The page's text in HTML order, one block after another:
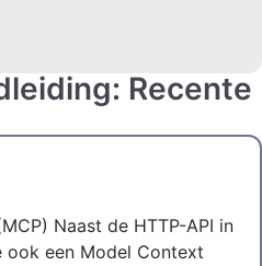
Recente
Naast de HTTP-API in
ook een Model Context